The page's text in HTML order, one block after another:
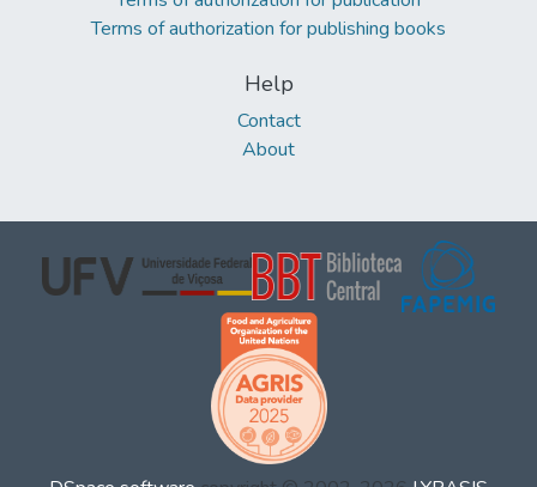
Terms of authorization for publishing books
Help
Contact
About